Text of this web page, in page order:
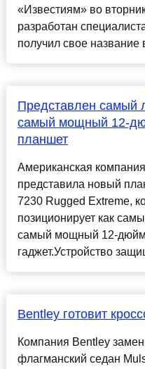
«Известиям» во
разработан
получил свое название
Представлен самый
самый мощный 12-
планшет
Американская
представила новый
7230 Rugged Extreme,
позиционирует как
самый мощный 12-
гаджет.Устройство
Bentley готовит
Компания Bentley
флагманский седан